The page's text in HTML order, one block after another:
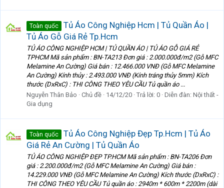
Toàn quốc
Tủ Áo Công Nghiệp Hcm | Tủ Quần Áo |
Tủ Áo Gỗ Giá Rẻ Tp.Hcm
TỦ ÁO CÔNG NGHIỆP HCM | TỦ QUẦN ÁO | TỦ ÁO GỖ GIÁ RẺ
TPHCM Mã sản phẩm : BN-TA213 Đơn giá : 2.000.000đ/m2 (Gỗ MFC
Melamine An Cường) Giá bán : 12.466.000 VNĐ (Gỗ MFC Melamine
An Cường) Kính thủy : 2.493.000 VNĐ (Kính tráng thủy 5mm) Kích
thước (DxRxC) : THI CÔNG THEO YÊU CẦU Tủ quần áo ...
Nguyễn Thân Bảo
Chủ đề 14/12/20 Trả lời: 0 Diễn đàn: Nội thất -
Gia dụng
Toàn quốc
Tủ Áo Công Nghiệp Đẹp Tp.Hcm | Tủ Áo
Giá Rẻ An Cường | Tủ Quần Áo
TỦ ÁO CÔNG NGHIỆP ĐẸP TP.HCM Mã sản phẩm : BN-TA206 Đơn
giá : 2.200.000đ/m2 (Gỗ MFC Melamine An Cường) Giá bán :
14.229.000 VNĐ (Gỗ MFC Melamine An Cường) Kích thước (DxRxC) :
THI CÔNG THEO YÊU CẦU Tủ quần áo : 2940m * 600m * 2200m (dài